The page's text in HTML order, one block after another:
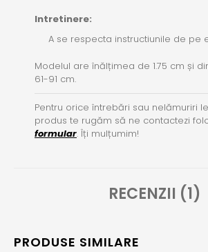
Intretinere:
A se respecta instructiunile de pe
Modelul are înălțimea de 1.75 cm și
61-91 cm.
Pentru orice întrebări sau nelămuriri
produs te rugăm să ne contactezi
formular. Îți mulțumim!
RECENZII (1)
PRODUSE SIMILARE